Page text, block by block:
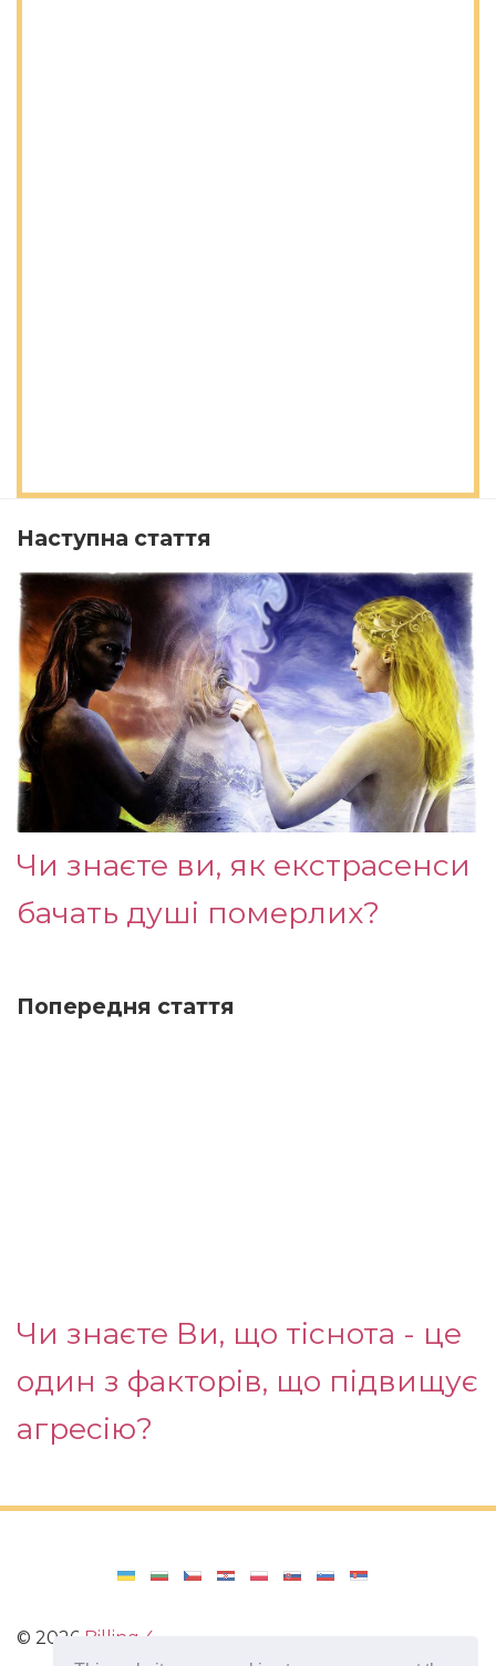
Наступна стаття
Чи знаєте ви, як екстрасенси
бачать душі померлих?
Попередня стаття
Чи знаєте Ви, що тіснота - це
один з факторів, що підвищує
агресію?
© 2026 Billing 4